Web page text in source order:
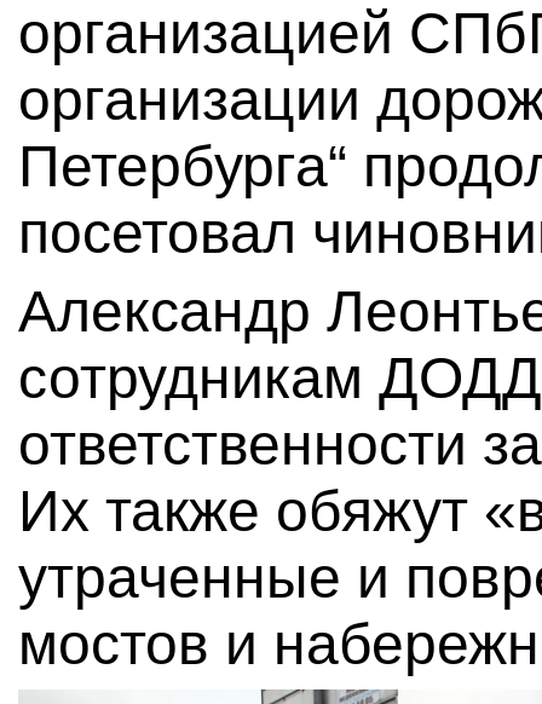
организацией
организации
Петербурга“
посетовал
Александр
сотрудникам
ответственности
Их также обяжут
утраченные и
мостов и